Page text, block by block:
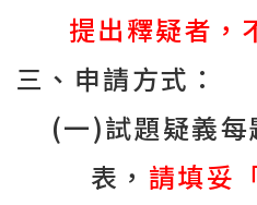
提出釋疑者，
三、申請方式：
(一)試題疑義
表， 請填妥